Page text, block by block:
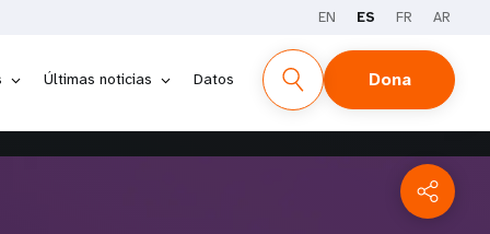
EN ES FR AR
Últimas noticias Datos Dona